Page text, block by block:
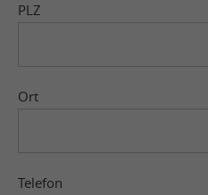
PLZ
Ort
Telefon